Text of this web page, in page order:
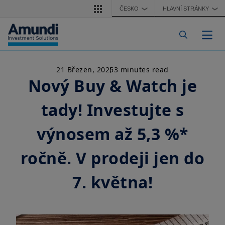
Přejít k hlavnímu obsahu ČESKO ❯ HLAVNÍ STRÁNKY ❯
21 Březen, 20253 minutes read
Nový Buy & Watch je
tady! Investujte s
výnosem až 5,3 %*
ročně. V prodeji jen do
7. května!